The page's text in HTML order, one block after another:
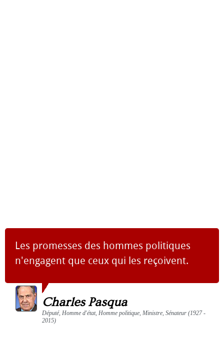
Les promesses des hommes politiques
n'engagent que ceux qui les reçoivent.
Charles Pasqua
Député, Homme d'état, Homme politique, Ministre, Sénateur (1927 -
2015)